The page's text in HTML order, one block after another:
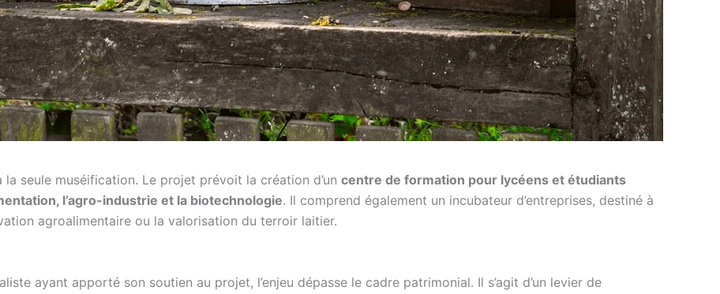
seule muséification. Le projet prévoit la création d’un centre de formation pour lycéens et étudiants
l’agro-industrie et la biotechnologie. Il comprend également un incubateur d’entreprises, destiné à
agroalimentaire ou la valorisation du terroir laitier.
ayant apporté son soutien au projet, l’enjeu dépasse le cadre patrimonial. Il s’agit d’un levier de